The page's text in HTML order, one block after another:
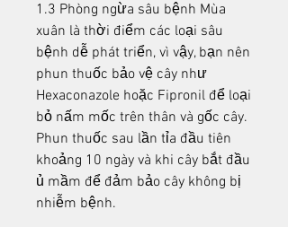
1.3 Phòng ngừa sâu bệnh Mùa
xuân là thời điểm các loại sâu
bệnh dễ phát triển, vì vậy, bạn nên
phun thuốc bảo vệ cây như
Hexaconazole hoặc Fipronil để loại
bỏ nấm mốc trên thân và gốc cây.
Phun thuốc sau lần tỉa đầu tiên
khoảng 10 ngày và khi cây bắt đầu
ủ mầm để đảm bảo cây không bị
nhiễm bệnh.